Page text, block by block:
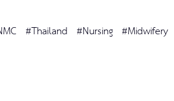
#Thailand #Nursing #Midwifery